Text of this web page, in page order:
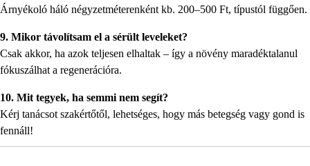
Árnyékoló háló négyzetméterenként kb. 200–500 Ft, típustól függően.
9. Mikor távolítsam el a sérült leveleket?
Csak akkor, ha azok teljesen elhaltak – így a növény maradéktalanul
fókuszálhat a regenerációra.
10. Mit tegyek, ha semmi nem segít?
Kérj tanácsot szakértőtől, lehetséges, hogy más betegség vagy gond is
fennáll!